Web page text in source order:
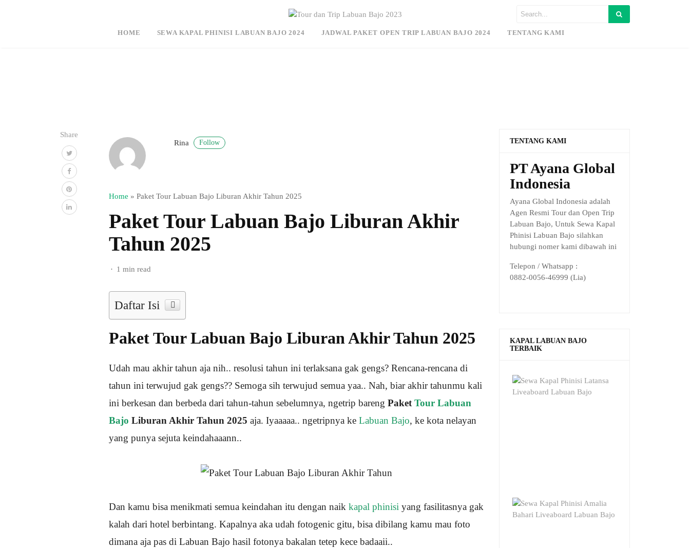
HOME SEWA KAPAL PHINISI LABUAN BAJO 2024 JADWAL PAKET OPEN TRIP LABUAN BAJO 2024 TENTANG KAMI
Share
Rina Follow
Home » Paket Tour Labuan Bajo Liburan Akhir Tahun 2025
Paket Tour Labuan Bajo Liburan Akhir
Tahun 2025
1 min read
Daftar Isi
Paket Tour Labuan Bajo Liburan Akhir Tahun 2025
Udah mau akhir tahun aja nih.. resolusi tahun ini terlaksana gak gengs? Rencana-rencana di
tahun ini terwujud gak gengs?? Semoga sih terwujud semua yaa.. Nah, biar akhir tahunmu kali
ini berkesan dan berbeda dari tahun-tahun sebelumnya, ngetrip bareng PaketTour Labuan
Bajo Liburan Akhir Tahun 2025 aja. Iyaaaaa.. ngetripnya ke Labuan Bajo, ke kota nelayan
yang punya sejuta keindahaaann..
Dan kamu bisa menikmati semua keindahan itu dengan naik kapal phinisi yang fasilitasnya gak
kalah dari hotel berbintang. Kapalnya aka udah fotogenic gitu, bisa dibilang kamu mau foto
dimana aja pas di Labuan Bajo hasil fotonya bakalan tetep kece badaaii..
TENTANG KAMI
PT Ayana Global
Indonesia
Ayana Global Indonesia adalah
Agen Resmi Tour dan Open Trip
Labuan Bajo, Untuk Sewa Kapal
Phinisi Labuan Bajo silahkan
hubungi nomer kami dibawah ini
Telepon / Whatsapp :
0882-0056-46999 (Lia)
KAPAL LABUAN BAJO
TERBAIK